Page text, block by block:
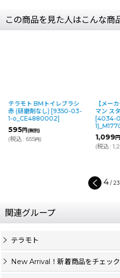
この商品を見た人はこんな商
テラモト BMトイレブラシ
赤 (研磨剤なし) [9350-03-
1-o_CE4880002]
595円(税別)
(税込: 655円)
【メー
マン ス
[4034-
1,099円
(税込:
4/ 23
関連グループ
テラモト
New Arrival！新着商品をチェック